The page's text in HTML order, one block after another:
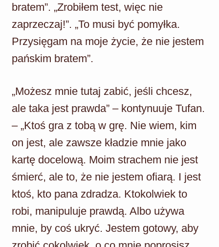
bratem”. „Zrobiłem test, więc nie
zaprzeczaj!”. „To musi być pomyłka.
Przysięgam na moje życie, że nie jestem
pańskim bratem”.
„Możesz mnie tutaj zabić, jeśli chcesz,
ale taka jest prawda” – kontynuuje Tufan.
– „Ktoś gra z tobą w grę. Nie wiem, kim
on jest, ale zawsze kładzie mnie jako
kartę docelową. Moim strachem nie jest
śmierć, ale to, że nie jestem ofiarą. I jest
ktoś, kto pana zdradza. Ktokolwiek to
robi, manipuluje prawdą. Albo używa
mnie, by coś ukryć. Jestem gotowy, aby